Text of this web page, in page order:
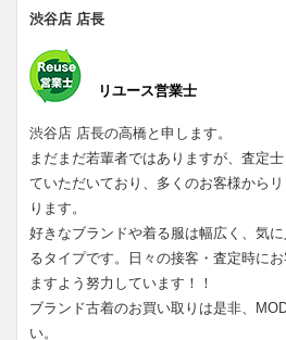
渋谷店 店長
リユース営業士
渋谷店 店長の高橋と申します。
まだまだ若輩者ではありますが、査定
ていただいており、多くのお客様から
ります。
好きなブランドや着る服は幅広く、気
るタイプです。日々の接客・査定時に
ますよう努力しています！！
ブランド古着のお買い取りは是非、
い。